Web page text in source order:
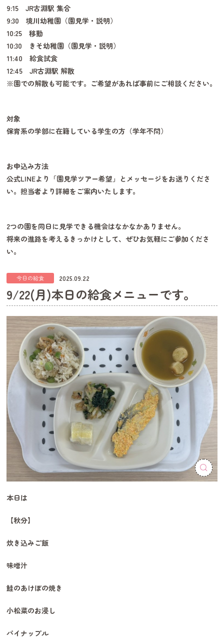
9:15 JR古淵駅 集合
9:30 境川幼稚園（園見学・説明）
10:25 移動
10:30 きそ幼稚園（園見学・説明）
11:40 給食試食
12:45 JR古淵駅 解散
※園での解散も可能です。ご希望があれば事前にご相談ください。
対象
保育系の学部に在籍している学生の方（学年不問）
お申込み方法
公式LINEより「園見学ツアー希望」とメッセージをお送りくださ
い。担当者より詳細をご案内いたします。
2つの園を同日に見学できる機会はなかなかありません。
将来の進路を考えるきっかけとして、ぜひお気軽にご参加くださ
い。
今日の給食 2025.09.22
9/22(月)本日の給食メニューです。
本日は
【秋分】
炊き込みご飯
味噌汁
鮭のあけぼの焼き
小松菜のお浸し
パイナップル